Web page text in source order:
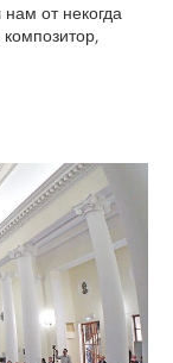
от некогда